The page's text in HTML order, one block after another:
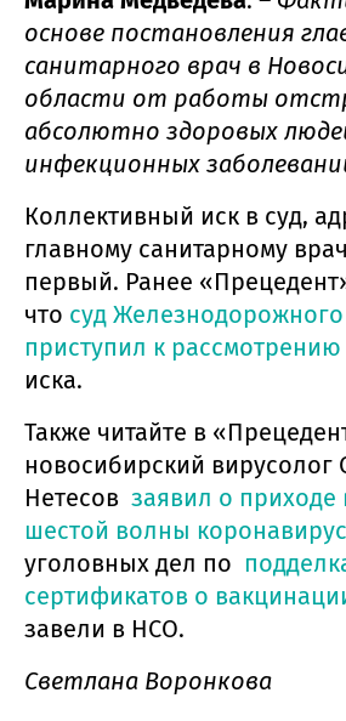
основе постановления
санитарного врач в
области от работы
абсолютно здоровых
инфекционных
Коллективный иск в суд,
главному санитарному
первый. Ранее
что суд
приступил к рассмотрению
иска.
Также читайте в
новосибирский вирусолог
Нетесов заявил о приходе
шестой волны
уголовных дел по
сертификатов о
завели в НСО.
Светлана Воронкова